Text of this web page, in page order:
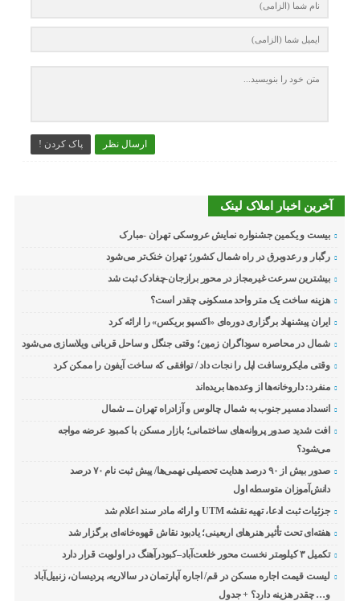
ارسال نظر پاک کردن !
آخرین اخبار املاک لینک
بیست و یکمین جشنواره نمایش عروسکی تهران -مبارک
رگبار و رعدوبرق در راه شمال کشور؛ تهران خنک‌تر می‌شود
بیشترین سرعت غیرمجاز در محور برازجان-چغادک ثبت شد
هزینه ساخت یک متر واحد مسکونی چقدر است؟
ایران پیشنهاد برگزاری دوره‌ای «اکسپو بریکس» را ارائه کرد
شمال در محاصره سوداگران زمین؛ وقتی جنگل و ساحل قربانی ویلاسازی می‌شود
وقتی مایکروسافت اپل را نجات داد / توافقی که ساخت آیفون را ممکن کرد
منفرد: داروخانه‌ها از وعده‌ها بریده‌اند
انسداد مسیر جنوب به شمال چالوس و آزادراه تهران ــ شمال
افت شدید صدور پروانه‌های ساختمانی؛ بازار مسکن با کمبود عرضه مواجه
می‌شود؟
صدور بیش از ۹۰ درصد هدایت تحصیلی نهمی‌ها/ پیش ثبت نام ۷۰ درصد
دانش‌آموزان متوسطه اول
جزئیات ثبت ادعا، تهیه نقشه UTM و ارائه مادر سند اعلام شد
هفته‌ای تحت تأثیر هنرهای اربعینی؛ یادبود نقاش قهوه‌خانه‌ای برگزار شد
تکمیل ۳ کیلومتر نخست محور خلعت‌آباد–کبودرآهنگ در اولویت قرار دارد
لیست قیمت اجاره مسکن در قم/ اجاره آپارتمان در سالاریه، پردیسان، زنبیل‌آباد
و… چقدر هزینه دارد؟ + جدول